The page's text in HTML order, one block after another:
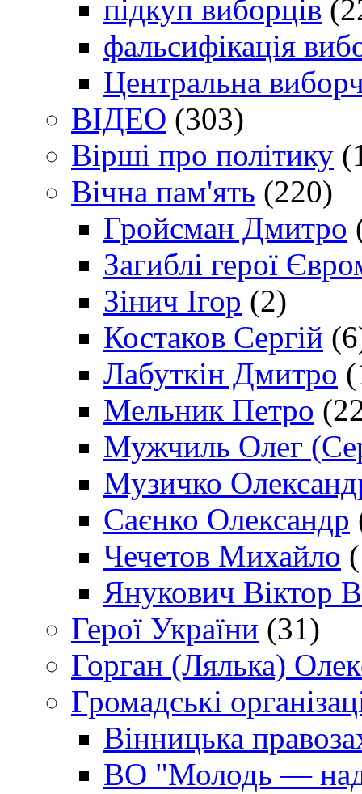
підкуп виборців
фальсифікація
Центральна
ВІДЕО (303)
Вірші про політику
Вічна пам'ять (220)
Гройсман Дмитро
Загиблі герої
Зінич Ігор (2)
Костаков Сергій
Лабуткін Дмитро
Мельник Петро
Мужчиль Олег
Музичко
Саєнко Олександр
Чечетов Михайло
Янукович Віктор
Герої України (31)
Горган (Лялька)
Громадські
Вінницька
ВО "Молодь —